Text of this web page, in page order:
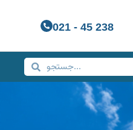
021 - 45 238